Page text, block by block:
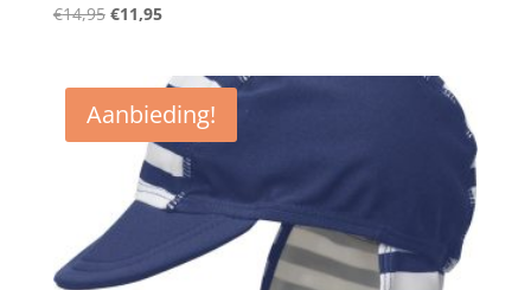
€14,95 Oorspronkelijke
€14,95.
€11,95Huidige
€11,95.
Aanbieding!